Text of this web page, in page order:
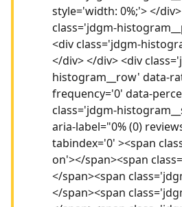
style='width: 0%;'> </
class='jdgm-
<div class='jdgm-
</div> </div> <div
histogram__row' data-
frequency='0' data-
class='jdgm-
aria-label="0% (0)
tabindex='0' ><span
on'></span><span
</span><span
</span><span